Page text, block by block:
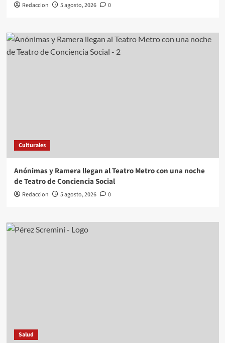
Redaccion 5 agosto, 2026 0
Culturales
Anónimas y Ramera llegan al Teatro Metro con una noche
de Teatro de Conciencia Social
Redaccion 5 agosto, 2026 0
Salud